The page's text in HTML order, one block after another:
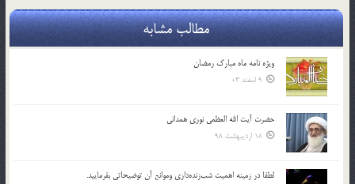
مطالب مشابه
ویژه نامه ماه مبارک رمضان
9 اسفند 03
حضرت آیت الله العظمی نوری همدانی
18 اردیبهشت 98
لطفا در زمينه اهميت شب‌زنده‌داري وموانع آن توضيحاتي بفرماييد.